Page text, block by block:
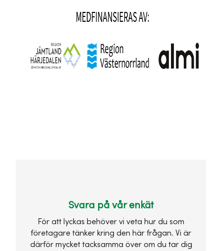
Svara på vår enkät
För att lyckas behöver vi veta hur du som
företagare tänker kring den här frågan. Vi är
därför mycket tacksamma över om du tar dig